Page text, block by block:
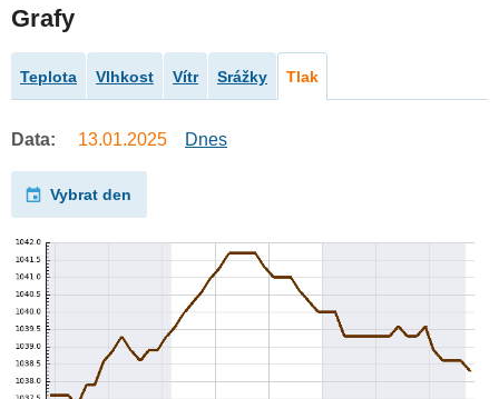
Grafy
Teplota Vlhkost Vítr Srážky Tlak
Data: 13.01.2025 Dnes
Vybrat den